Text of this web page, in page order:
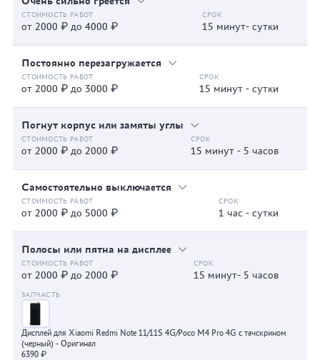
от 2000 ₽ до 4000 ₽ 15 минут- сутки
Постоянно перезагружается
от 2000 ₽ до 3000 ₽ 15 минут - сутки
Погнут корпус или замяты углы
от 2000 ₽ до 2000 ₽ 15 минут - 5 часов
Самостоятельно выключается
от 2000 ₽ до 5000 ₽ 1 час - сутки
Полосы или пятна на дисплее
от 2000 ₽ до 2000 ₽ 15 минут- 5 часов
Дисплей для Xiaomi Redmi Note 11/11S 4G/Poco M4 Pro 4G с тачскрином
(черный) - Оригинал
6390 ₽